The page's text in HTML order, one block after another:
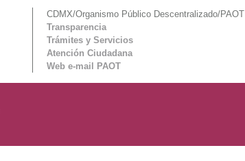
CDMX/Organismo Público Descentralizado/PAOT
Transparencia
Trámites y Servicios
Atención Ciudadana
Web e-mail PAOT